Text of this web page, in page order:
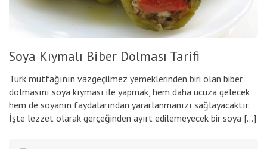
Soya Kıymalı Biber Dolması Tarifi
Türk mutfağının vazgeçilmez yemeklerinden biri olan biber
dolmasını soya kıyması ile yapmak, hem daha ucuza gelecek
hem de soyanın faydalarından yararlanmanızı sağlayacaktır.
İşte lezzet olarak gerçeğinden ayırt edilemeyecek bir soya […]